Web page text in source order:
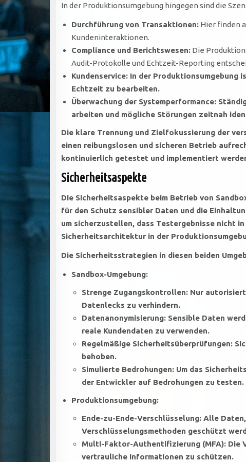
In der Produktionsumgebung hingegen sind die
Durchführung von Transaktionen: Hier finden
Kundeninteraktionen.
Compliance und Berichtswesen: Die
Audit-Protokolle und Echtzeit-Reporting
Kundenservice: In der Produktionsumgebung
Echtzeit zu bearbeiten.
Überwachung der Systemperformance:
arbeiten und mögliche Störungen zeitnah
Die klare Trennung und Zielfokussierung der
einen reibungslosen und sicheren Betrieb
kontinuierlich getestet und implementiert
Sicherheitsaspekte
Die Sicherheitsaspekte beim Betrieb von
für den Schutz sensibler Daten und die
um sicherzustellen, dass Testergebnisse nicht
Sicherheitsarchitektur in der
Die Sicherheitsstrategien in diesen beiden
Sandbox-Umgebung:
Strenge Zugangskontrollen: Nur
Datenlecks zu verhindern.
Datenanonymisierung: Sensible Daten
reale Kundendaten zu verwenden.
Regelmäßige Sicherheitsüberprüfungen:
behoben.
Simulierte Bedrohungen: Um das
der Entwickler auf Bedrohungen zu testen.
Produktionsumgebung:
Ende-zu-Ende-Verschlüsselung: Alle
Verschlüsselungsmethoden geschützt
Multi-Faktor-Authentifizierung (MFA): Die
vertrauliche Informationen zu schützen.